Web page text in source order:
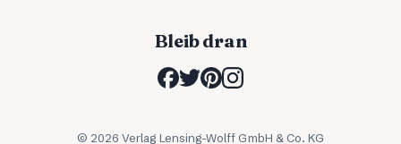
Bleib dran
© 2026 Verlag Lensing-Wolff GmbH & Co. KG